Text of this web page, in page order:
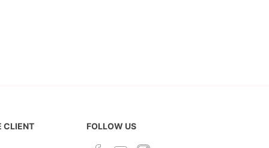
CLIENT FOLLOW US